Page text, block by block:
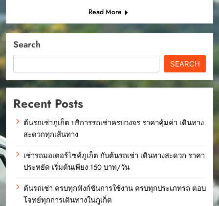
Read More
Search
SEARCH
Recent Posts
ต้นรถเช่าภูเก็ต บริการรถเช่าครบวงจร ราคาคุ้มค่า เดินทาง
สะดวกทุกเส้นทาง
เช่ารถมอเตอร์ไซค์ภูเก็ต กับต้นรถเช่า เดินทางสะดวก ราคา
ประหยัด เริ่มต้นเพียง 150 บาท/วัน
ต้นรถเช่า ครบทุกฟังก์ชันการใช้งาน ครบทุกประเภทรถ ตอบ
โจทย์ทุกการเดินทางในภูเก็ต